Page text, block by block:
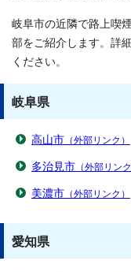
岐阜市の近隣で路上喫
部をご紹介します。詳
ください。
岐阜県
高山市 （外部リンク）
多治見市 （外部リンク
美濃市 （外部リンク）
愛知県